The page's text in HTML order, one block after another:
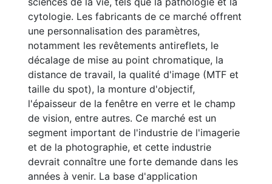
cytologie. Les fabricants de ce marché offrent
une personnalisation des paramètres,
notamment les revêtements antireflets, le
décalage de mise au point chromatique, la
distance de travail, la qualité d'image (MTF et
taille du spot), la monture d'objectif,
l'épaisseur de la fenêtre en verre et le champ
de vision, entre autres. Ce marché est un
segment important de l'industrie de l'imagerie
et de la photographie, et cette industrie
devrait connaître une forte demande dans les
années à venir. La base d'application